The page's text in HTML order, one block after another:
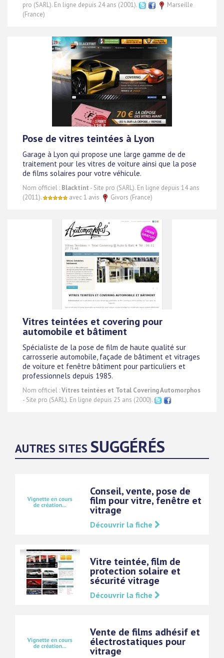
pro (SARL). En ligne depuis 24 ans (2001).
Marseille
(France)
Pose de vitres teintées à Lyon
Garage à Lyon qui propose une large gamme de de
traitement pour les vitres de voiture ainsi que la pose
de films solaires pour votre véhicule.
Nom officiel : Blacktint - Site pro (SARL). En ligne depuis 14 ans
(2011).
avec 1 avis Givors (France)
Vitres teintées et covering pour
automobile et bâtiment
Spécialiste de la pose de film de haute qualité sur
carrosserie automobile, façade de bâtiment et vitrages
de voiture et fenêtre bâtiment pour particuliers et
professionnels depuis 1985.
Nom officiel :Vitres teintées et Total Covering Automorphos
- Site pro (SARL). En ligne depuis 25 ans (2000).
AUTRES SITES SUGGÉRÉS
Conseil, vente, pose de
film pour vitre, fenêtre et
vitrage
Découvrir la fiche
Vitre teintée, film de
protection solaire et
sécurité vitrage
Découvrir la fiche
Vente de films adhésif et
électrostatiques pour
vitrage